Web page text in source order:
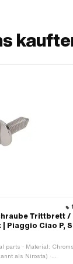
Trittbrett /
Piaggio Ciao P,
parts · Material:
als Nirosta) ·